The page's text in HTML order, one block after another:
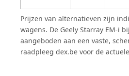
Prijzen van alternatieven zijn
wagens. De Geely Starray EM-i
aangeboden aan een vaste,
raadpleeg dex.be voor de